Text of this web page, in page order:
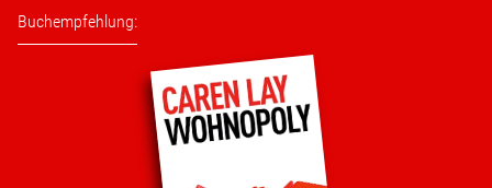
Über mich
Lebenslauf
Buchempfehlung: